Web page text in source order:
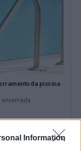
Information
da piscina
encerrada